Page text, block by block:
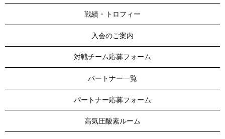
戦績・トロフィー
入会のご案内
対戦チーム応募フォーム
パートナー一覧
パートナー応募フォーム
高気圧酸素ルーム